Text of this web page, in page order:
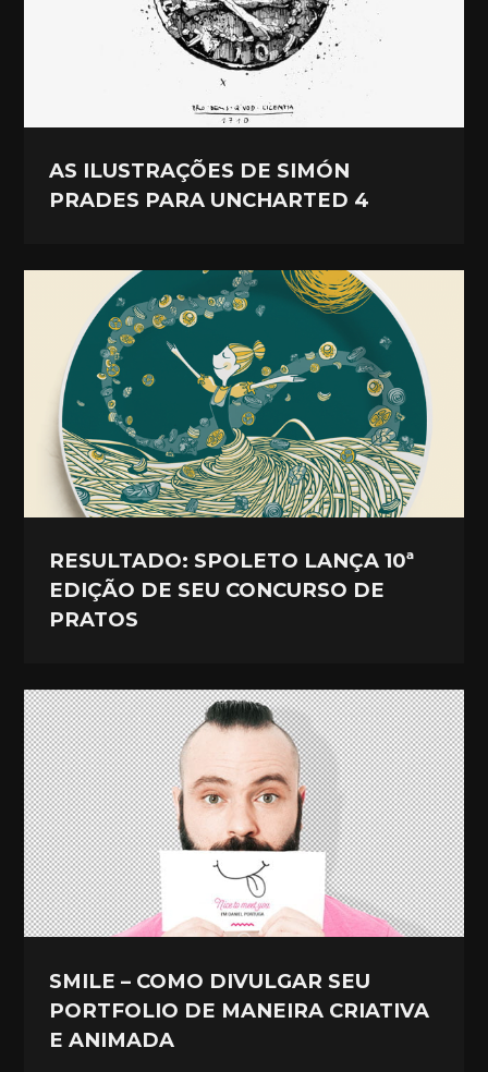
AS ILUSTRAÇÕES DE SIMÓN
PRADES PARA UNCHARTED 4
RESULTADO: SPOLETO LANÇA 10ª
EDIÇÃO DE SEU CONCURSO DE
PRATOS
SMILE – COMO DIVULGAR SEU
PORTFOLIO DE MANEIRA CRIATIVA
E ANIMADA